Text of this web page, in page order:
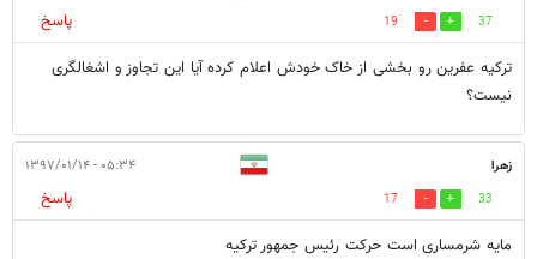
37
19
پاسخ
ترکیه عفرین رو بخشی از خاک خودش اعلام کرده آیا این تجاوز و اشغالگری
نیست؟
زهرا ۰۵:۳۴ - ۱۳۹۷/۰۱/۱۴
33
17
پاسخ
مایه شرمساری است حرکت رئیس جمهور ترکیه